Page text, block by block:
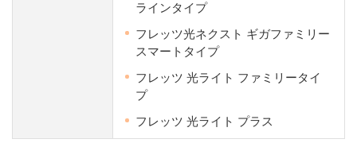
ラインタイプ
フレッツ光ネクスト ギガファミリー
スマートタイプ
フレッツ 光ライト ファミリータイ
プ
フレッツ 光ライト プラス